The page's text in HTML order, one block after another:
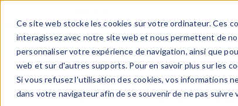
Ce site web stocke les cookies sur votre ordinateur. Ces
interagissez avec notre site web et nous permettent de
personnaliser votre expérience de navigation, ainsi que
web et sur d'autres supports. Pour en savoir plus sur les
Si vous refusez l'utilisation des cookies, vos informations
dans votre navigateur afin de se souvenir de ne pas suivre
Bibliothèque